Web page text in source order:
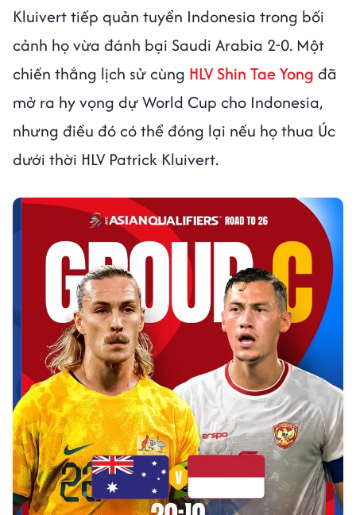
Kluivert tiếp quản tuyển Indonesia trong bối
cảnh họ vừa đánh bại Saudi Arabia 2-0. Một
chiến thắng lịch sử cùng HLV Shin Tae Yong đã
mở ra hy vọng dự World Cup cho Indonesia,
nhưng điều đó có thể đóng lại nếu họ thua Úc
dưới thời HLV Patrick Kluivert.